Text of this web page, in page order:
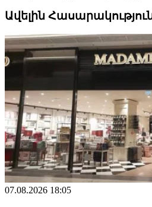
Ավելին
07.08.2026 18:05